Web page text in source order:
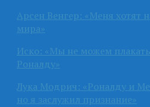
Арсен Венгер: «Меня хотят
мира»
Иско: «Мы не можем плакать
Роналду»
Лука Модрич: «Роналду и
но я заслужил признание»